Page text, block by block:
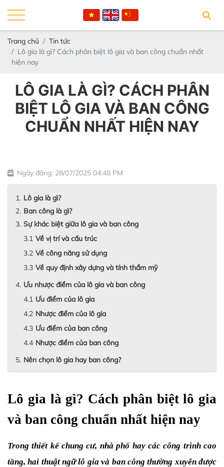
Trang chủ
Tin tức
Lô gia là gì? Cách phân biệt lô gia và ban công chuẩn nhất
hiện nay
LÔ GIA LÀ GÌ? CÁCH PHÂN
BIỆT LÔ GIA VÀ BAN CÔNG
CHUẨN NHẤT HIỆN NAY
Ngày đăng: 28/07/2025 04:48 PM
Lô gia là gì?
Ban công là gì?
Sự khác biệt giữa lô gia và ban công
Về vị trí và cấu trúc
Về công năng sử dụng
Về quy định xây dựng và tính thẩm mỹ
Ưu nhược điểm của lô gia và ban công
Ưu điểm của lô gia
Nhược điểm của lô gia
Ưu điểm của ban công
Nhược điểm của ban công
Nên chọn lô gia hay ban công?
Lô gia là gì? Cách phân biệt lô gia
và ban công chuẩn nhất hiện nay
Trong thiết kế chung cư, nhà phố hay các công trình cao
tầng, hai thuật ngữ lô gia và ban công thường xuyên được